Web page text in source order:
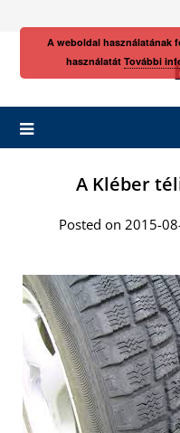
A Kléber
Posted on 2015-
A weboldal használatának
használatát További